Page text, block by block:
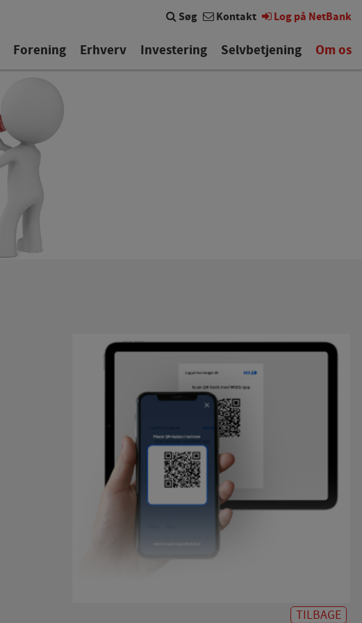
Kontakt Log på NetBank
Søg
Forening Erhverv Investering Selvbetjening Om os
TILBAGE